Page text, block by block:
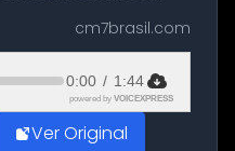
115
uma
porto da cidade. O
cm7brasil.com
0:00 / 1:44
powered by VOICEXPRESS
Ver Original